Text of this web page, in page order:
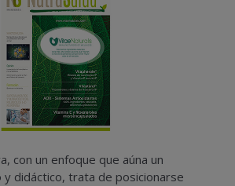
con un enfoque que aúna un
y didáctico, trata de posicionarse